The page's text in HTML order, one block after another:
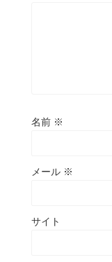
名前 ※
メール ※
サイト